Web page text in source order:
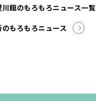
川館のもろもろニュース一覧
のもろもろニュース